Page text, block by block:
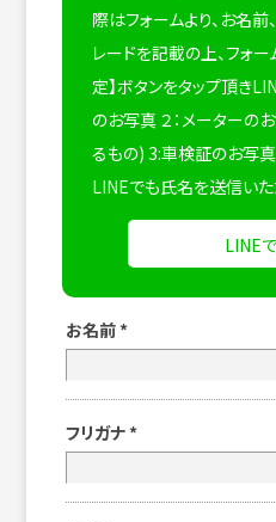
際はフォームより、お名前
レードを記載の上、フォ
定】ボタンをタップ頂き
のお写真 ２：メーター
るもの) 3:車検証のお写
LINEでも氏名を送信いた
LINE
お名前 *
フリガナ *